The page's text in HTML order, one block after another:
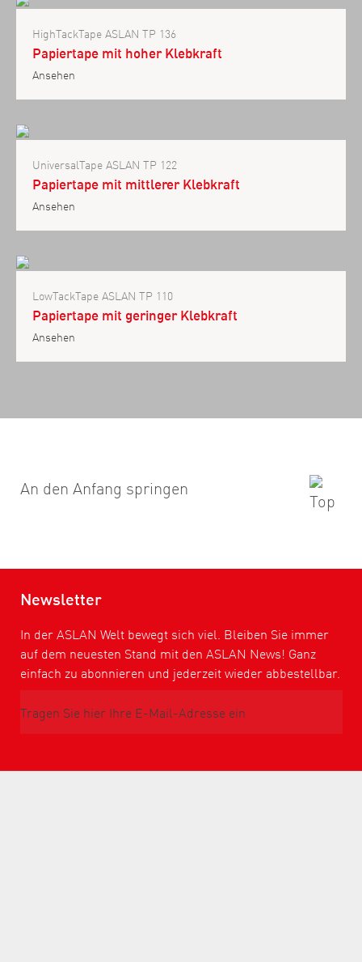
HighTackTape ASLAN TP 136
Papiertape mit hoher Klebkraft
Ansehen
UniversalTape ASLAN TP 122
Papiertape mit mittlerer Klebkraft
Ansehen
LowTackTape ASLAN TP 110
Papiertape mit geringer Klebkraft
Ansehen
An den Anfang springen
Newsletter
In der ASLAN Welt bewegt sich viel. Bleiben Sie immer
auf dem neuesten Stand mit den ASLAN News! Ganz
einfach zu abonnieren und jederzeit wieder abbestellbar.